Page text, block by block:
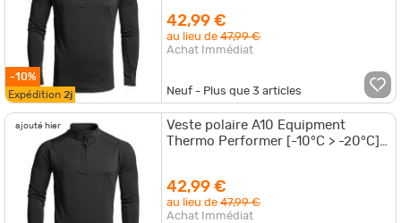
-10%
Expédition 2j
42,99 €
au lieu de47,99 €
Achat Immédiat
Neuf - Plus que3 articles
ajouté hier
Veste polaire A10 Equipment
Thermo Performer [-10°C > -20°C]
42,99 €
au lieu de47,99 €
Achat Immédiat